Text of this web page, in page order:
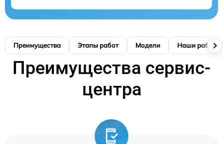
Преимущества Этапы работ Модели Наши работы
Преимущества сервис-
центра